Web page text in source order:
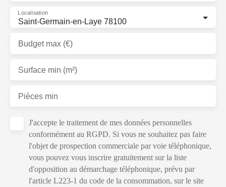
Saint-Germain-en-Laye 78100
Localisation
Budget max (€)
Surface min (m²)
Pièces min
J'accepte le traitement de mes données personnelles
conformément au RGPD. Si vous ne souhaitez pas faire
l'objet de prospection commerciale par voie téléphonique,
vous pouvez vous inscrire gratuitement sur la liste
d'opposition au démarchage téléphonique, prévu par
l'article L223-1 du code de la consommation, sur le site